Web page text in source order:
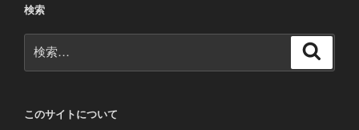
検索
索:
このサイトについて